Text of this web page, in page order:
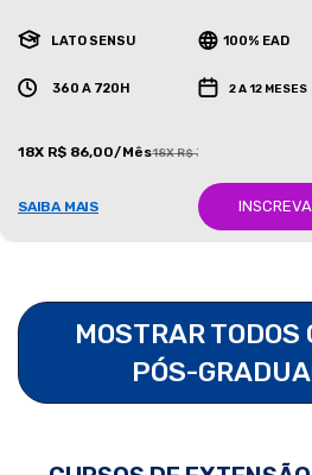
LATO SENSU 100% EAD
360 A 720H 2 A 12 MESES
18X R$ 86,00/Mês18X R$ 387,00/Mês
SAIBA MAIS
MOSTRAR TODOS
PÓS-